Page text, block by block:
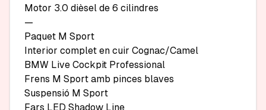
Motor 3.0 dièsel de 6 cilindres
—
Paquet M Sport
Interior complet en cuir Cognac/Camel
BMW Live Cockpit Professional
Frens M Sport amb pinces blaves
Suspensió M Sport
Fars LED Shadow Line